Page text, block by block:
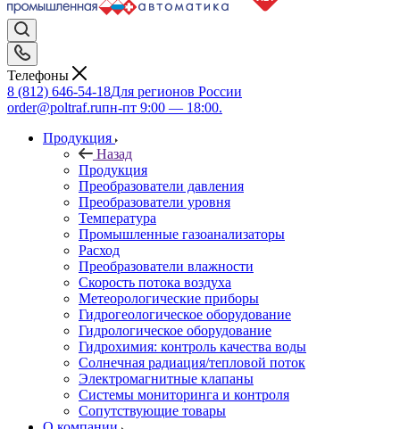
Телефоны
8 (812) 646-54-18Для регионов России
order@poltraf.ruпн-пт 9:00 — 18:00.
Продукция
Назад
Продукция
Преобразователи давления
Преобразователи уровня
Температура
Промышленные газоанализаторы
Расход
Преобразователи влажности
Скорость потока воздуха
Метеорологические приборы
Гидрогеологическое оборудование
Гидрологическое оборудование
Гидрохимия: контроль качества воды
Солнечная радиация/тепловой поток
Электромагнитные клапаны
Системы мониторинга и контроля
Сопутствующие товары